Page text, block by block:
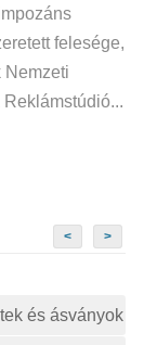
felesége,
Nemzeti
< >
és ásványok